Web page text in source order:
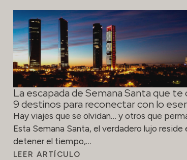
La escapada de Semana Santa que te
9 destinos para reconectar con lo
Hay viajes que se olvidan… y otros que
Esta Semana Santa, el verdadero lujo reside
detener el tiempo,…
LEER ARTÍCULO